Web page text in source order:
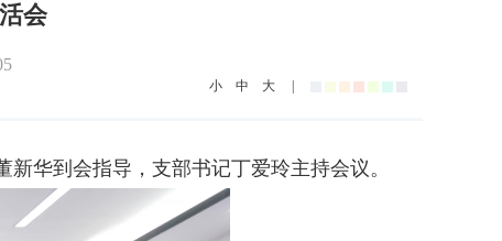
会
小 中 大
华到会指导，支部书记丁爱玲主持会议。